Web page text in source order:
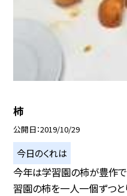
柿
公開日 2019/10/29
今日のくれは
今年は学習園の柿が豊作
習園の柿を一人一個ずつと